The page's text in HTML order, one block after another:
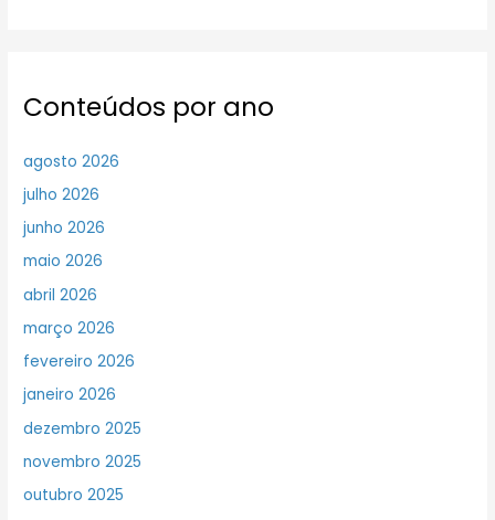
Conteúdos por ano
agosto 2026
julho 2026
junho 2026
maio 2026
abril 2026
março 2026
fevereiro 2026
janeiro 2026
dezembro 2025
novembro 2025
outubro 2025